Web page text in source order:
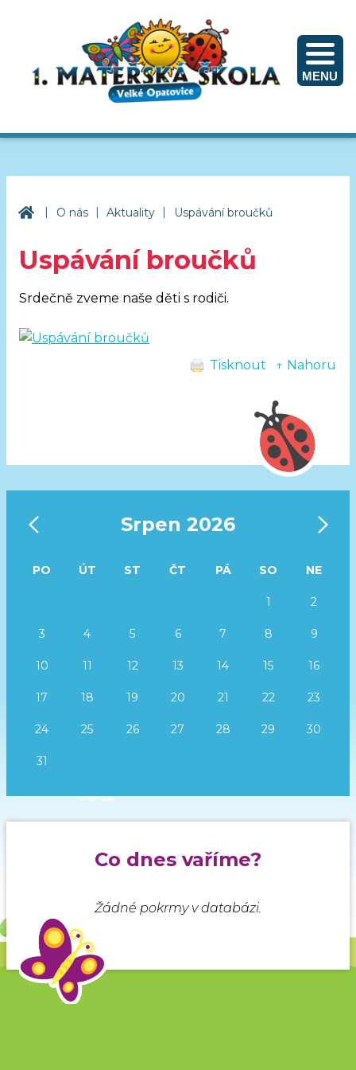
MENU
1. mateřská škola Velké Opatovice
| O nás | Aktuality | Uspávání broučků
Uspávání broučků
Srdečně zveme naše děti s rodiči.
Tisknout ↑ Nahoru
Srpen 2026
PO ÚT ST ČT PÁ SO NE
1 2
3 4 5 6 7 8 9
10 11 12 13 14 15 16
17 18 19 20 21 22 23
24 25 26 27 28 29 30
31
Co dnes vaříme?
Žádné pokrmy v databázi.